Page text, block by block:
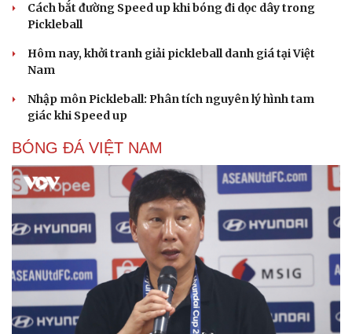
Cách bắt đường Speed up khi bóng đi dọc dây trong
Pickleball
Hôm nay, khởi tranh giải pickleball danh giá tại Việt
Nam
Nhập môn Pickleball: Phân tích nguyên lý hình tam
giác khi Speed up
BÓNG ĐÁ VIỆT NAM